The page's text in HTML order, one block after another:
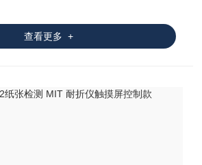
，具有过载保护功能，机身尺寸700×42
实验室精准检测和质量控制。
查看更多 +